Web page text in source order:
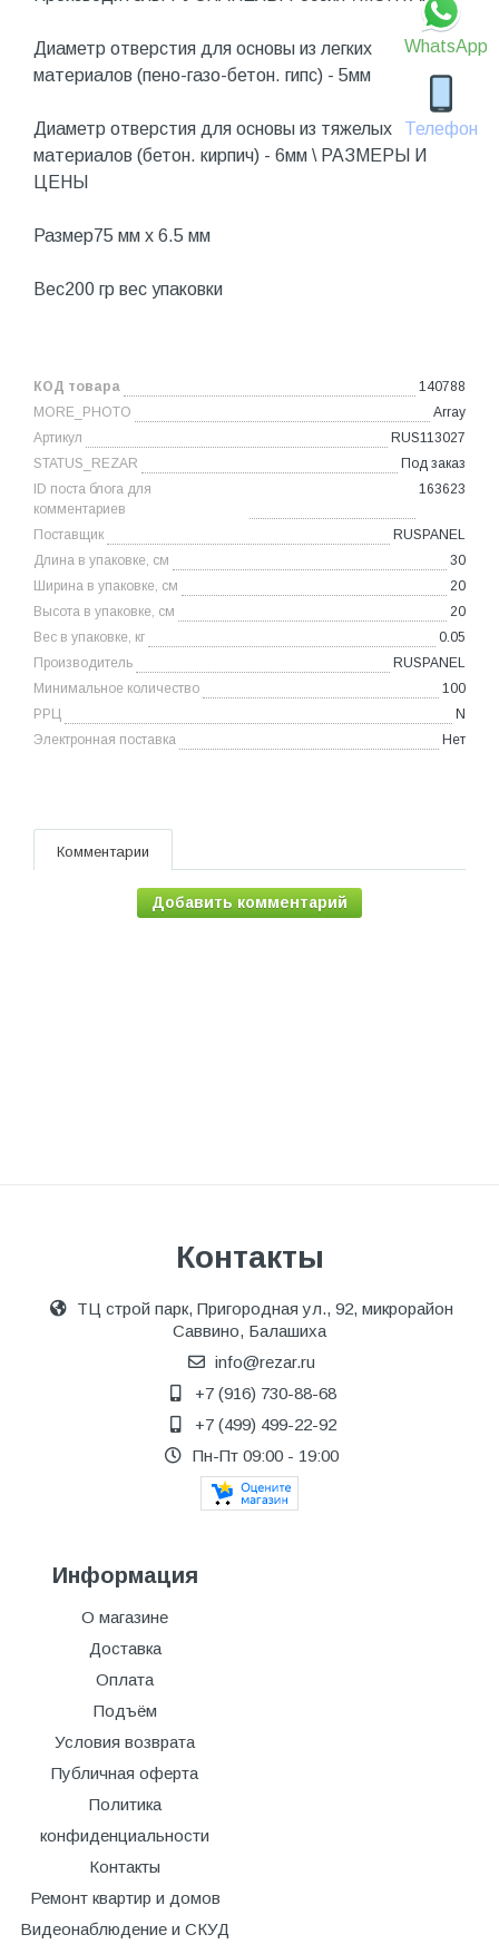
WhatsApp
Телефон
Диаметр отверстия для основы из легких
материалов (пено-газо-бетон. гипс) - 5мм
Диаметр отверстия для основы из тяжелых
материалов (бетон. кирпич) - 6мм \ РАЗМЕРЫ И
ЦЕНЫ
Размер75 мм x 6.5 мм
Вес200 гр вес упаковки
КОД товара
140788
MORE_PHOTO
Array
Артикул
RUS113027
STATUS_REZAR
Под заказ
ID поста блога для
комментариев
163623
Поставщик
RUSPANEL
Длина в упаковке, см
30
Ширина в упаковке, см
20
Высота в упаковке, см
20
Вес в упаковке, кг
0.05
Производитель
RUSPANEL
Минимальное количество
100
РРЦ
N
Электронная поставка
Нет
Комментарии
Добавить комментарий
Контакты
ТЦ строй парк, Пригородная ул., 92, микрорайон
Саввино, Балашиха
info@rezar.ru
+7 (916) 730-88-68
+7 (499) 499-22-92
Пн-Пт 09:00 - 19:00
Информация
О магазине
Доставка
Оплата
Подъём
Условия возврата
Публичная оферта
Политика
конфиденциальности
Контакты
Ремонт квартир и домов
Видеонаблюдение и СКУД